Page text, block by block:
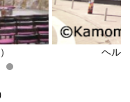
ピ センター（イメージ）